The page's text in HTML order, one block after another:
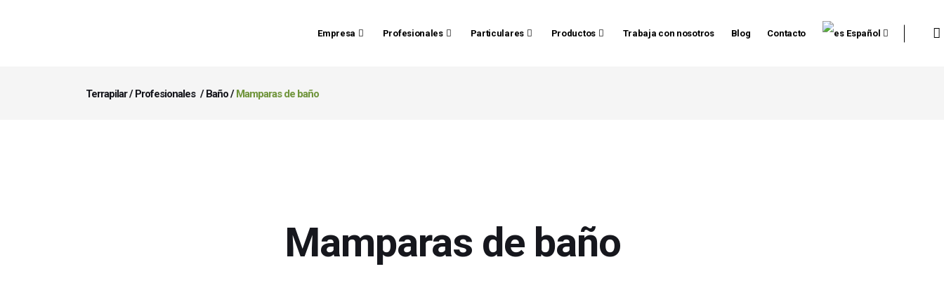
Empresa Profesionales Particulares Productos Trabaja con nosotros Blog Contacto Español
Terrapilar/Profesionales /Baño/Mamparas de baño
Mamparas de baño